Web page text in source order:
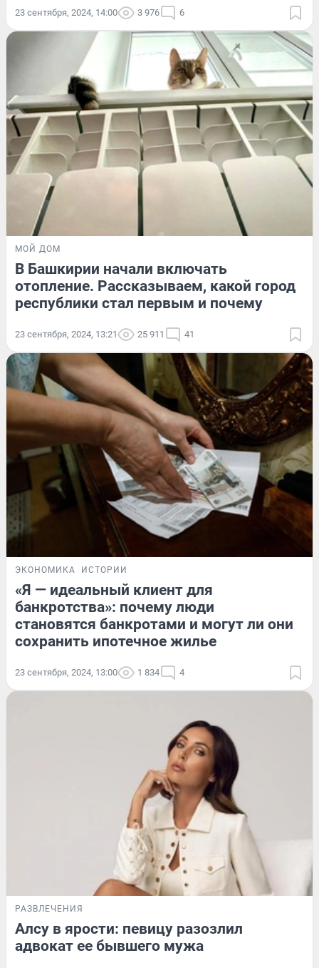
23 сентября, 2024, 14:00 3 976 6
МОЙ ДОМ
В Башкирии начали включать
отопление. Рассказываем, какой город
республики стал первым и почему
23 сентября, 2024, 13:21 25 911 41
ЭКОНОМИКА ИСТОРИИ
«Я — идеальный клиент для
банкротства»: почему люди
становятся банкротами и могут ли они
сохранить ипотечное жилье
23 сентября, 2024, 13:00 1 834 4
РАЗВЛЕЧЕНИЯ
Алсу в ярости: певицу разозлил
адвокат ее бывшего мужа